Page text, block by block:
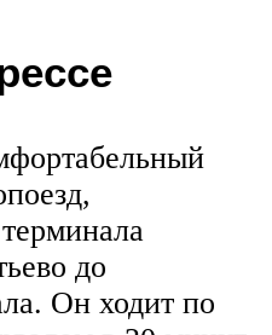
до
Он ходит по